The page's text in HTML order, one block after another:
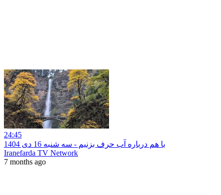
24:45
با هم درباره آب حرف بزنیم - سه شنبه 16 دی 1404
Iranefarda TV Network
7 months ago